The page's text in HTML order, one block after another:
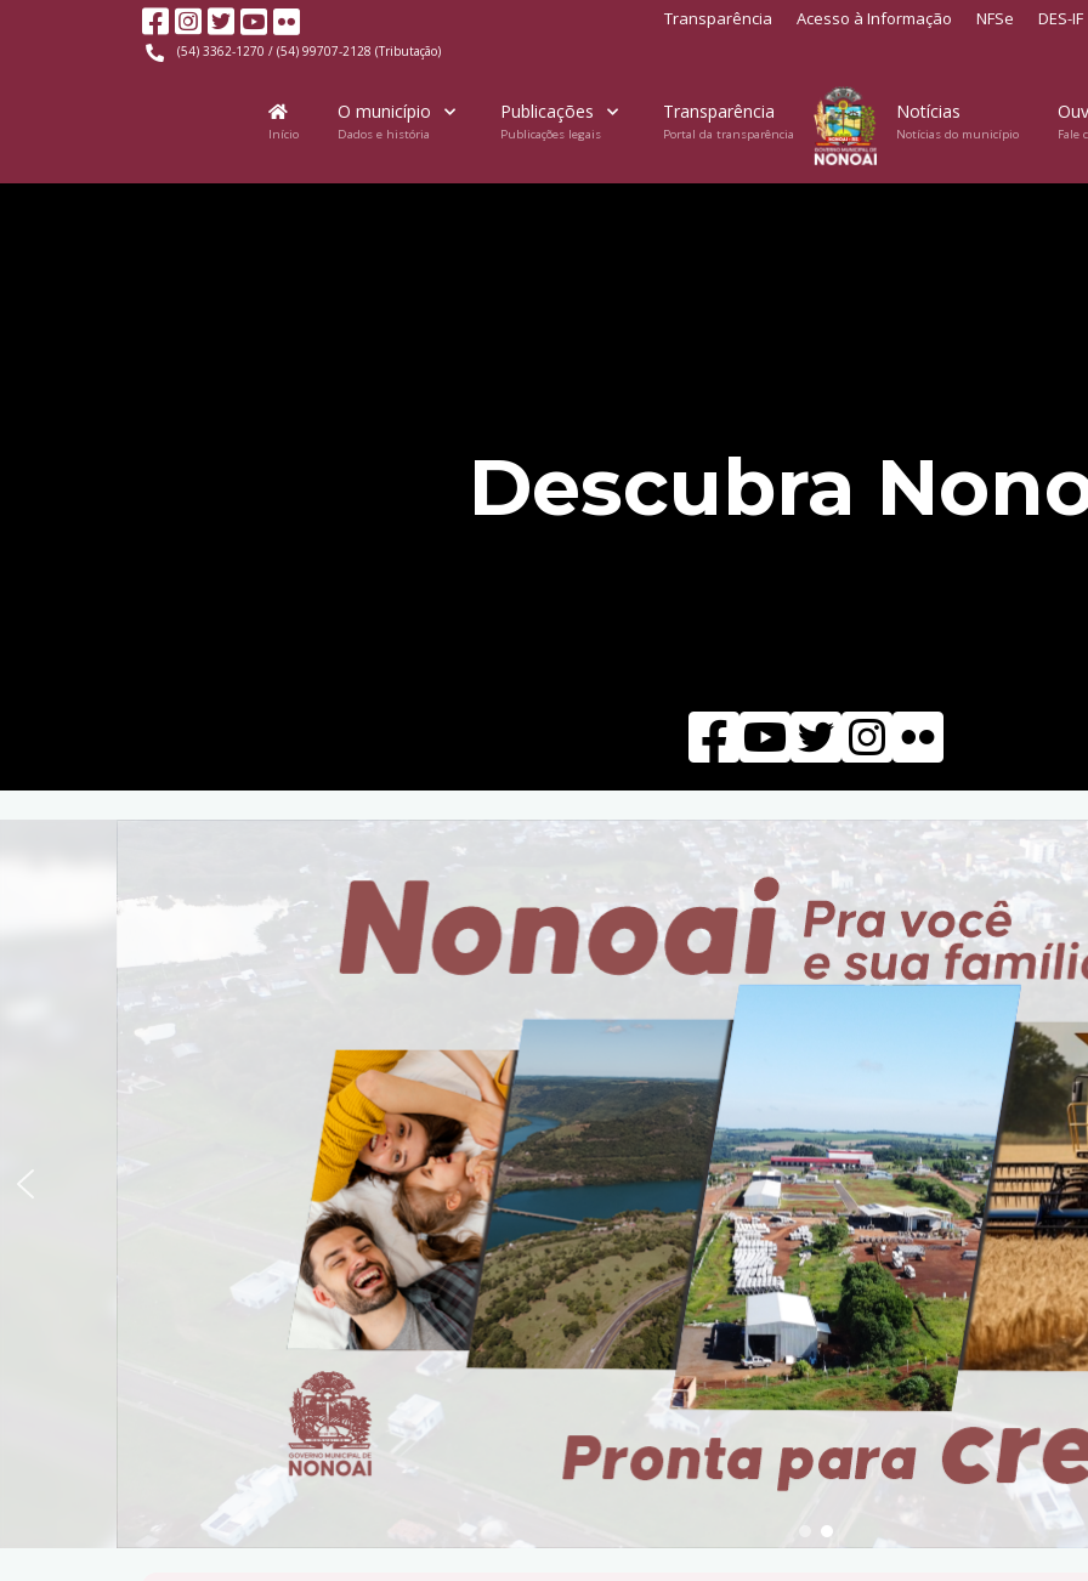
(54) 3362-1270 / (54) 99707-2128 (Tributação)
Transparência Acesso à Informação NFSe DES-IF
Início
O município
Dados e história
Publicações
Publicações legais
Transparência
Portal da transparência
Notícias
Notícias do município Fale
Descubra